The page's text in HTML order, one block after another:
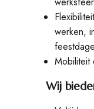
werken,
Mobiliteit
Wij